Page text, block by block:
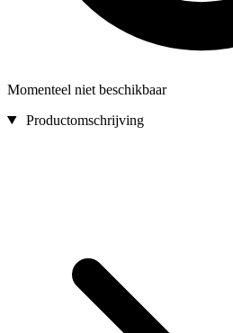
Momenteel niet beschikbaar
Productomschrijving